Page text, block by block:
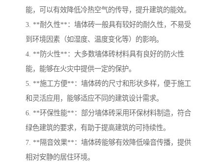
能，可以有效降低冷热空气的传导，提升建筑的能效。
3. **耐久性**：墙体砖一般具有较好的耐久性，不易受
到环境因素（如湿度、温度变化等）的影响。
4. **防火性**：大多数墙体砖材料具有良好的防火性
能，能够在火灾中提供一定的保护。
5. **施工方便**：墙体砖的尺寸和形状多样，便于施工
和灵活应用，能够适应不同的建筑设计需求。
6. **环保性能**：部分墙体砖采用环保材料制造，符合
绿色建筑的要求，有助于提高建筑的可持续性。
7. **隔音效果**：墙体砖能够有效降低噪音传播，提供
相对安静的居住环境。